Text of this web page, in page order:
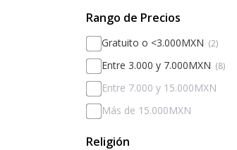
Rango de Precios
Gratuito o <3.000MXN (2)
Entre 3.000 y 7.000MXN (8)
Entre 7.000 y 15.000MXN
Más de 15.000MXN
Religión